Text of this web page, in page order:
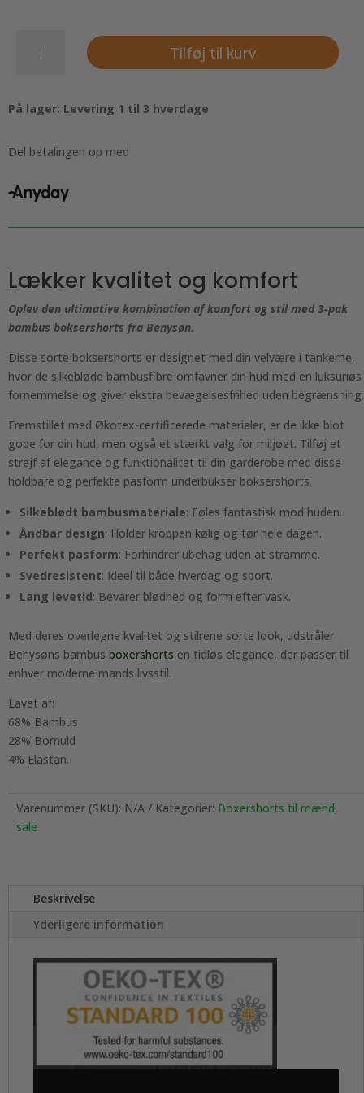
fra
sort
Økotex.
antal
Tilføj til kurv
På lager: Levering 1 til 3 hverdage
Del betalingen op med
Lækker kvalitet og komfort
Oplev den ultimative kombination af komfort og stil med 3-pak
bambus boksershorts fra Benysøn.
Disse sorte boksershorts er designet med din velvære i tankerne,
hvor de silkebløde bambusfibre omfavner din hud med en luksuriøs
fornemmelse og giver ekstra bevægelsesfrihed uden begrænsning.
Fremstillet med Økotex-certificerede materialer, er de ikke blot
gode for din hud, men også et stærkt valg for miljøet. Tilføj et
strejf af elegance og funktionalitet til din garderobe med disse
holdbare og perfekte pasform underbukser boksershorts.
Silkeblødt bambusmateriale: Føles fantastisk mod huden.
Åndbar design: Holder kroppen kølig og tør hele dagen.
Perfekt pasform: Forhindrer ubehag uden at stramme.
Svedresistent: Ideel til både hverdag og sport.
Lang levetid: Bevarer blødhed og form efter vask.
Med deres overlegne kvalitet og stilrene sorte look, udstråler
Benysøns bambus boxershorts en tidløs elegance, der passer til
enhver moderne mands livsstil.
Lavet af:
68% Bambus
28% Bomuld
4% Elastan.
Varenummer (SKU): N/A Kategorier: Boxershorts til mænd,
sale
Beskrivelse
Yderligere information